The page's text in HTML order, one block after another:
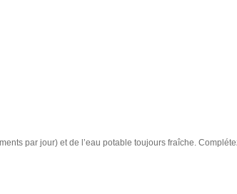
par jour) et de l’eau potable toujours fraîche.